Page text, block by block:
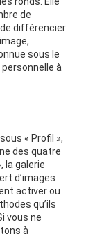
de
différencier
sous le
à
« Profil »,
des quatre
la galerie
d’images
activer ou
qu’ils
vous ne
à